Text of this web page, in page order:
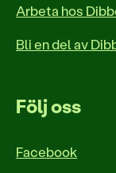
Arbeta hos
Bli en del av
Följ oss
Facebook